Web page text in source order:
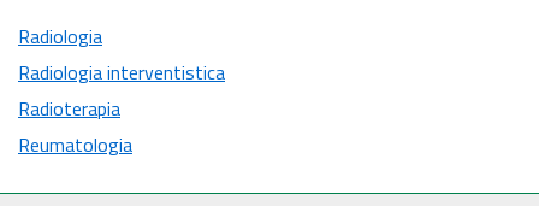
Radiologia
Radiologia interventistica
Radioterapia
Reumatologia